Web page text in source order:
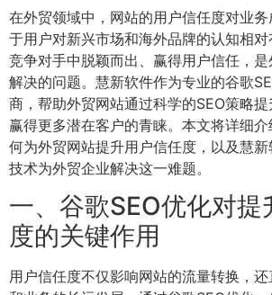
在外贸领域中，网站的用户信任度对业
于用户对新兴市场和海外品牌的认知相
竞争对手中脱颖而出、赢得用户信任，
解决的问题。慧新软件作为专业的谷歌
商，帮助外贸网站通过科学的SEO策略
赢得更多潜在客户的青睐。本文将详细
何为外贸网站提升用户信任度，以及慧
技术为外贸企业解决这一难题。
一、谷歌SEO优化对提
度的关键作用
用户信任度不仅影响网站的流量转换，